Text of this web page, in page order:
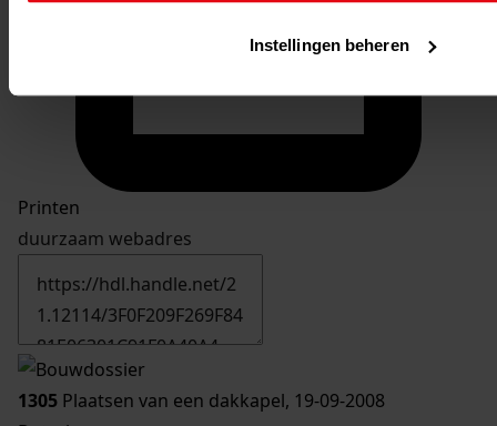
Instellingen beheren
Printen
duurzaam webadres
1305 Plaatsen van een dakkapel, 19-09-2008